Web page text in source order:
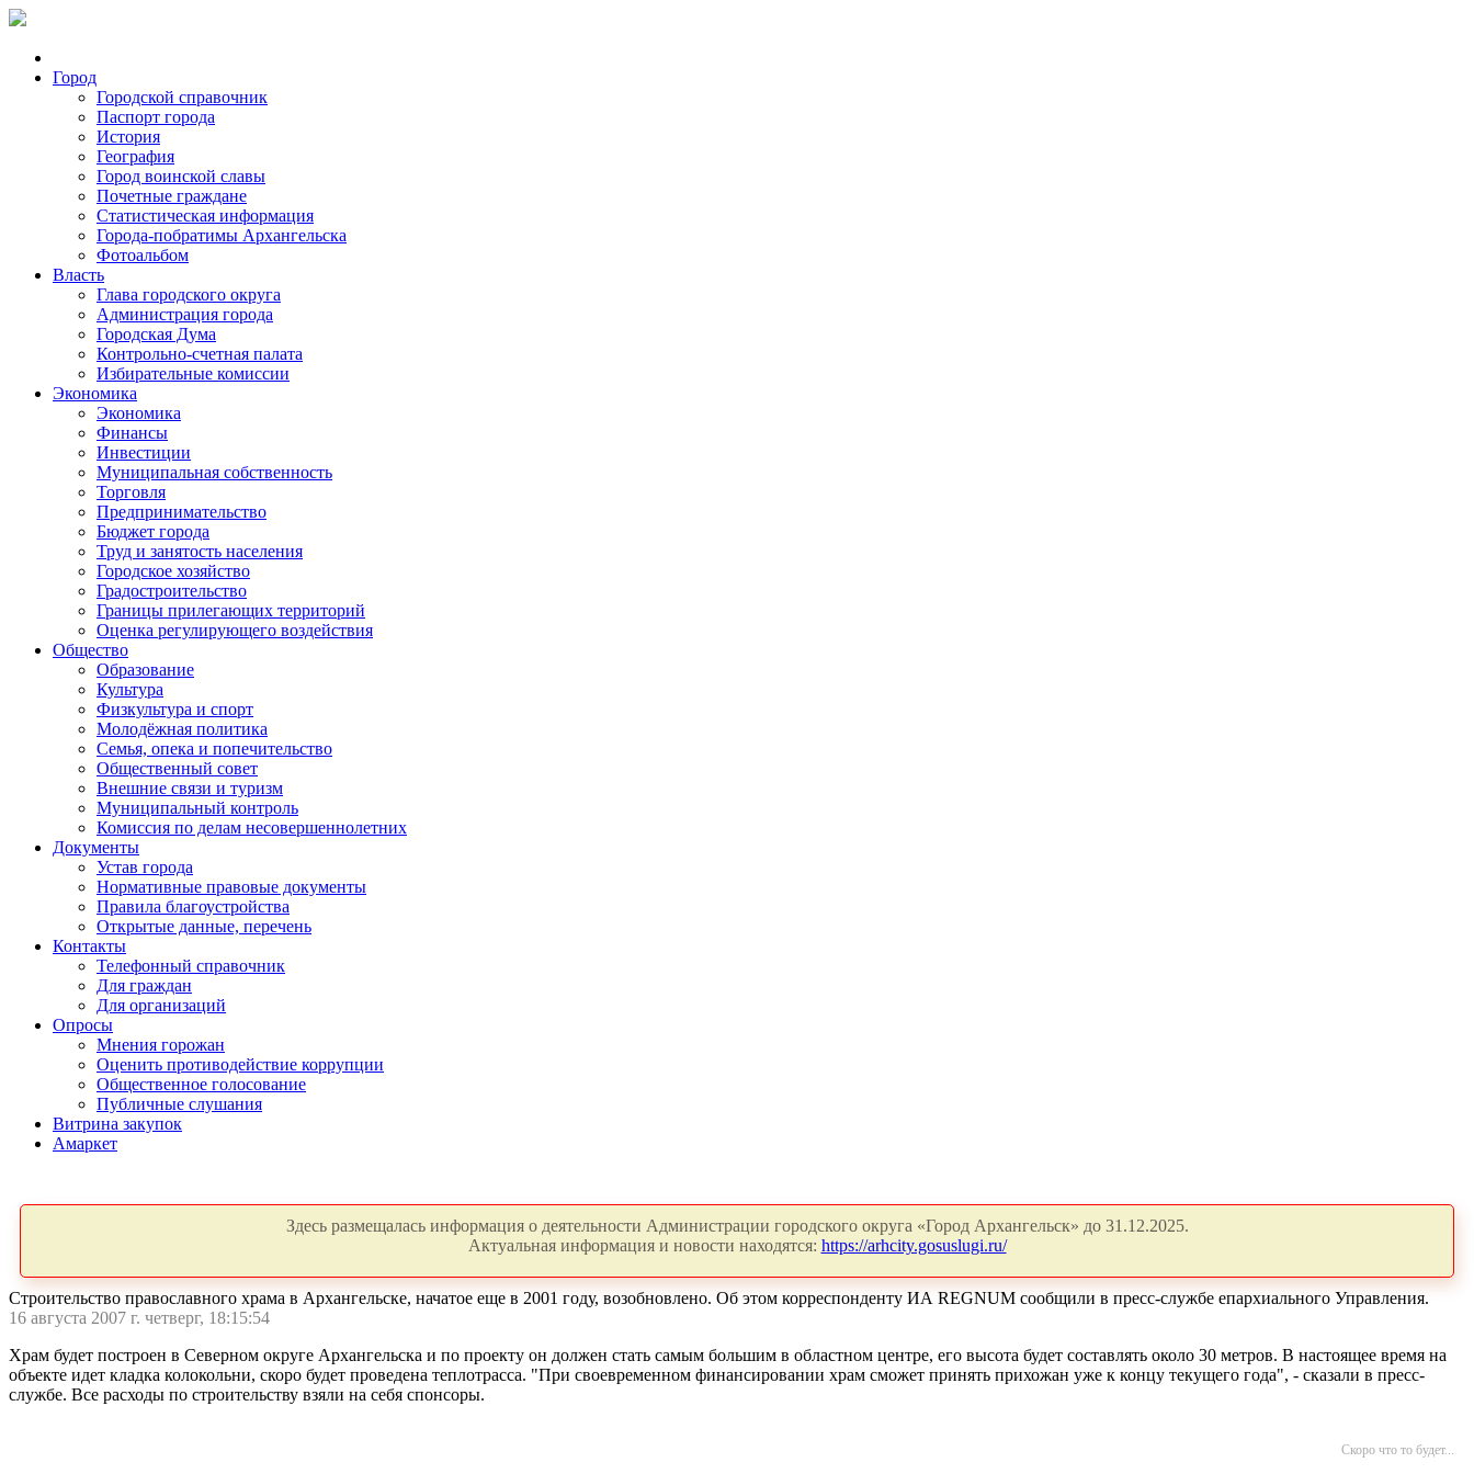
Город
Городской справочник
Паспорт города
История
География
Город воинской славы
Почетные граждане
Статистическая информация
Города-побратимы Архангельска
Фотоальбом
Власть
Глава городского округа
Администрация города
Городская Дума
Контрольно-счетная палата
Избирательные комиссии
Экономика
Экономика
Финансы
Инвестиции
Муниципальная собственность
Торговля
Предпринимательство
Бюджет города
Труд и занятость населения
Городское хозяйство
Градостроительство
Границы прилегающих территорий
Оценка регулирующего воздействия
Общество
Образование
Культура
Физкультура и спорт
Молодёжная политика
Семья, опека и попечительство
Общественный совет
Внешние связи и туризм
Муниципальный контроль
Комиссия по делам несовершеннолетних
Документы
Устав города
Нормативные правовые документы
Правила благоустройства
Открытые данные, перечень
Контакты
Телефонный справочник
Для граждан
Для организаций
Опросы
Мнения горожан
Оценить противодействие коррупции
Общественное голосование
Публичные слушания
Витрина закупок
Амаркет
Здесь размещалась информация о деятельности Администрации городского округа «Город Архангельск» до 31.12.2025.
Актуальная информация и новости находятся: https://arhcity.gosuslugi.ru/
Строительство православного храма в Архангельске, начатое еще в 2001 году, возобновлено. Об этом корреспонденту ИА REGNUM сообщили в пресс-службе епархиального Управления.
16 августа 2007 г. четверг, 18:15:54
Храм будет построен в Северном округе Архангельска и по проекту он должен стать самым большим в областном центре, его высота будет составлять около 30 метров. В настоящее время на
объекте идет кладка колокольни, скоро будет проведена теплотрасса. "При своевременном финансировании храм сможет принять прихожан уже к концу текущего года", - сказали в пресс-
службе. Все расходы по строительству взяли на себя спонсоры.
Скоро что то будет...